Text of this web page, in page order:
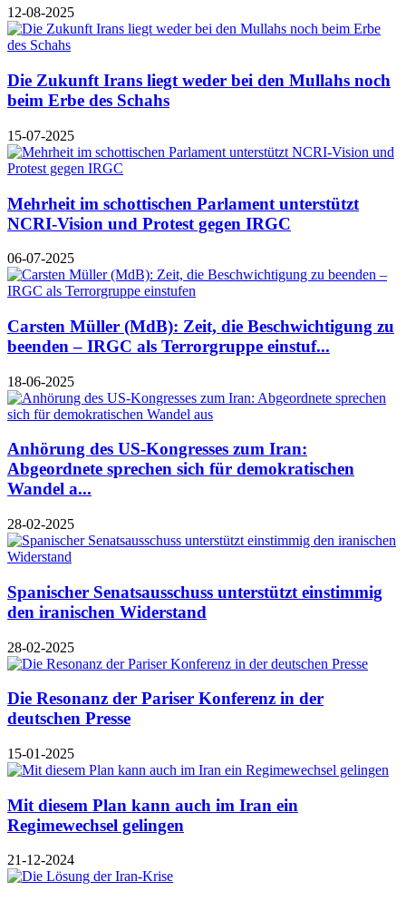
12-08-2025
Die Zukunft Irans liegt weder bei den Mullahs noch
beim Erbe des Schahs
15-07-2025
Mehrheit im schottischen Parlament unterstützt
NCRI-Vision und Protest gegen IRGC
06-07-2025
Carsten Müller (MdB): Zeit, die Beschwichtigung zu
beenden – IRGC als Terrorgruppe einstuf...
18-06-2025
Anhörung des US-Kongresses zum Iran:
Abgeordnete sprechen sich für demokratischen
Wandel a...
28-02-2025
Spanischer Senatsausschuss unterstützt einstimmig
den iranischen Widerstand
28-02-2025
Die Resonanz der Pariser Konferenz in der
deutschen Presse
15-01-2025
Mit diesem Plan kann auch im Iran ein
Regimewechsel gelingen
21-12-2024